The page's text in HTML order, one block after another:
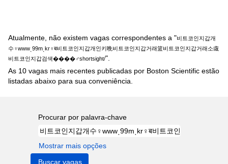
Atualmente, não existem vagas correspondentes a "비트코인지갑개
수♀wwwͺ99mͺkr♀ब비트코인지갑개인키晩비트코인지갑거래篮비트코인지갑거래소䖗
비트코인지갑검색����‍♂️shortsight/".
As 10 vagas mais recentes publicadas por Boston Scientific estão
listadas abaixo para sua conveniência.
Procurar por palavra-chave
Mostrar mais opções